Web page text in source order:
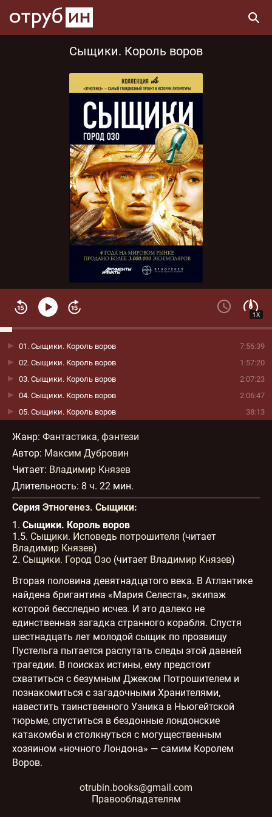
Сыщики. Король воров
1X
7:56:39
01. Сыщики. Король воров
1:57:20
02. Сыщики. Король воров
2:07:23
03. Сыщики. Король воров
2:06:47
04. Сыщики. Король воров
38:13
05. Сыщики. Король воров
Жанр: Фантастика, фэнтези
Автор: Максим Дубровин
Читает: Владимир Князев
Длительность: 8 ч. 22 мин.
Серия Этногенез. Сыщики:
1. Сыщики. Король воров
1.5. Сыщики. Исповедь потрошителя (читает
Владимир Князев)
2. Сыщики. Город Озо (читает Владимир Князев)
Вторая половина девятнадцатого века. В Атлантике
найдена бригантина «Мария Селеста», экипаж
которой бесследно исчез. И это далеко не
единственная загадка странного корабля. Спустя
шестнадцать лет молодой сыщик по прозвищу
Пустельга пытается распутать следы этой давней
трагедии. В поисках истины, ему предстоит
схватиться с безумным Джеком Потрошителем и
познакомиться с загадочными Хранителями,
навестить таинственного Узника в Ньюгейтской
тюрьме, спуститься в бездонные лондонские
катакомбы и столкнуться с могущественным
хозяином «ночного Лондона» — самим Королем
Воров.
otrubin.books@gmail.com
Правообладателям